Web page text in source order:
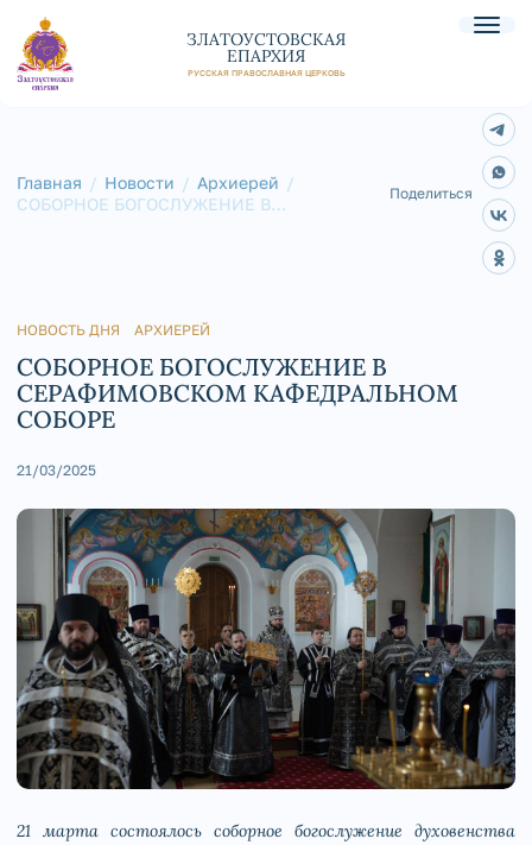
ЗЛАТОУСТОВСКАЯ
ЕПАРХИЯ
РУССКАЯ ПРАВОСЛАВНАЯ ЦЕРКОВЬ
Главная Новости
Архиерей
СОБОРНОЕ БОГОСЛУЖЕНИЕ В
Поделиться
НОВОСТЬ ДНЯ АРХИЕРЕЙ
СОБОРНОЕ БОГОСЛУЖЕНИЕ В
СЕРАФИМОВСКОМ КАФЕДРАЛЬНОМ
СОБОРЕ
21/03/2025
21 марта состоялось соборное богослужение духовенства